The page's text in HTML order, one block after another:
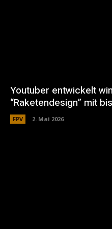
Youtuber entwickelt
“Raketendesign” mit
FPV 2. Mai 2026